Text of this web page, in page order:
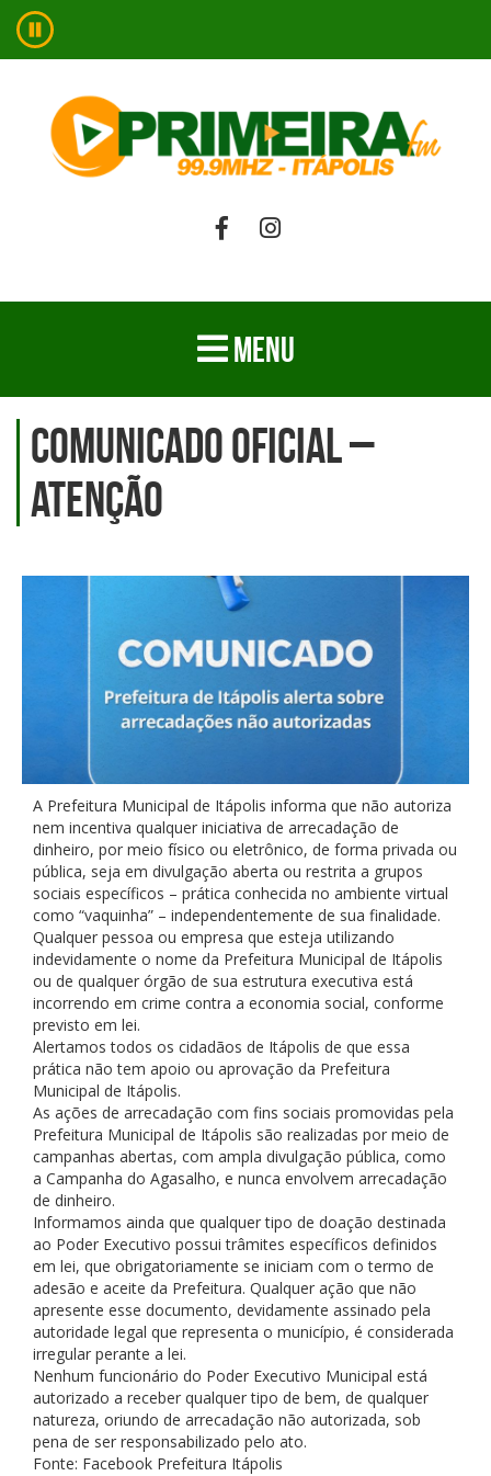
MENU
Comunicado Oficial –
Atenção
A Prefeitura Municipal de Itápolis informa que não autoriza
nem incentiva qualquer iniciativa de arrecadação de
dinheiro, por meio físico ou eletrônico, de forma privada ou
pública, seja em divulgação aberta ou restrita a grupos
sociais específicos – prática conhecida no ambiente virtual
como “vaquinha” – independentemente de sua finalidade.
Qualquer pessoa ou empresa que esteja utilizando
indevidamente o nome da Prefeitura Municipal de Itápolis
ou de qualquer órgão de sua estrutura executiva está
incorrendo em crime contra a economia social, conforme
previsto em lei.
Alertamos todos os cidadãos de Itápolis de que essa
prática não tem apoio ou aprovação da Prefeitura
Municipal de Itápolis.
As ações de arrecadação com fins sociais promovidas pela
Prefeitura Municipal de Itápolis são realizadas por meio de
campanhas abertas, com ampla divulgação pública, como
a Campanha do Agasalho, e nunca envolvem arrecadação
de dinheiro.
Informamos ainda que qualquer tipo de doação destinada
ao Poder Executivo possui trâmites específicos definidos
em lei, que obrigatoriamente se iniciam com o termo de
adesão e aceite da Prefeitura. Qualquer ação que não
apresente esse documento, devidamente assinado pela
autoridade legal que representa o município, é considerada
irregular perante a lei.
Nenhum funcionário do Poder Executivo Municipal está
autorizado a receber qualquer tipo de bem, de qualquer
natureza, oriundo de arrecadação não autorizada, sob
pena de ser responsabilizado pelo ato.
Fonte: Facebook Prefeitura Itápolis